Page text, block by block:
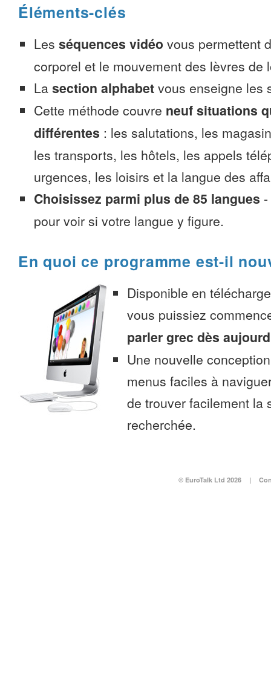
Éléments-clés
Les séquences vidéo vous permettent
corporel et le mouvement des lèvres de
La section alphabet vous enseigne les
Cette méthode couvre neuf situations
différentes : les salutations, les
les transports, les hôtels, les appels
urgences, les loisirs et la langue des
Choisissez parmi plus de 85 langues -
pour voir si votre langue y figure.
En quoi ce programme est-il
Disponible en
vous puissiez
parler grec dès
Une nouvelle
menus faciles à
de trouver facilement la
recherchée.
© EuroTalk Ltd 2026 |